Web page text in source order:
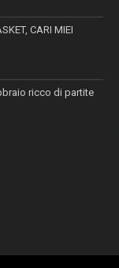
CARI MIEI
ricco di partite